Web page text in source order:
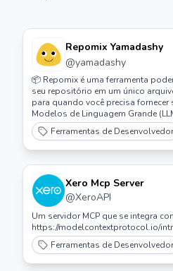
Repomix Yamadashy
@yamadashy
📦 Repomix é uma ferramenta
seu repositório em um único
para quando você precisa
Modelos de Linguagem Grande
de IA como Claude, ChatGPT,
Gemma, Llama, Grok e mais.
Ferramentas de Desenvolvedor
Xero Mcp Server
@XeroAPI
Um servidor MCP que se integra
https://modelcontextprotocol.io/
Ferramentas de Desenvolvedor